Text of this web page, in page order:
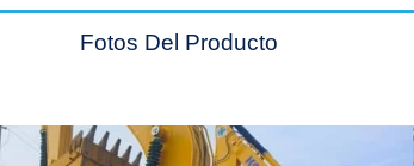
Fotos Del Producto